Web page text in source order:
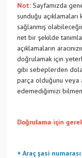
Not: Sayfamızda
sunduğu
sağlanmış
net bir şekilde
açıklamaların
doğrulamak için
gibi sebeplerden
parça olduğunu veya
edemediğimizi
Doğrulama için
+ Araç şasi numarası: